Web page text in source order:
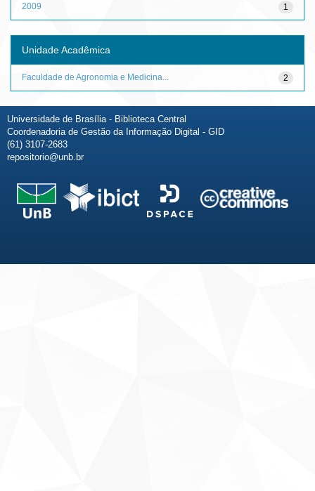
1
2009
Unidade Acadêmica
2
Faculdade de Agronomia e Medicina...
Universidade de Brasília - Biblioteca Central
Coordenadoria de Gestão da Informação Digital - GID
(61) 3107-2683
repositorio@unb.br